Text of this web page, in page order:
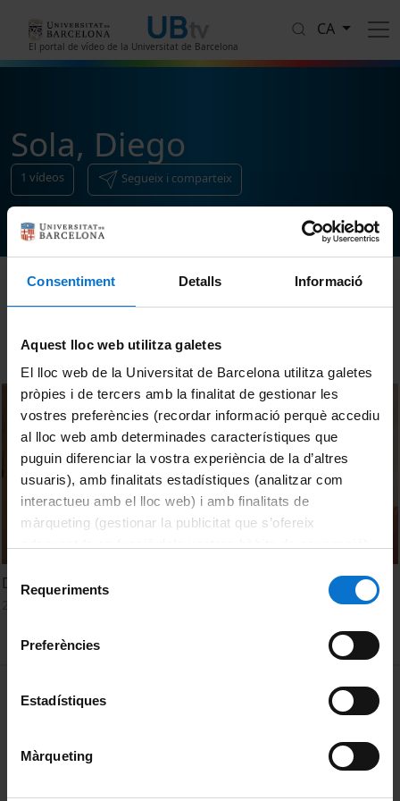
Consentiment Detalls Informació
Aquest lloc web utilitza galetes
El lloc web de la Universitat de Barcelona utilitza galetes
pròpies i de tercers amb la finalitat de gestionar les
vostres preferències (recordar informació perquè accediu
al lloc web amb determinades característiques que
puguin diferenciar la vostra experiència de la d’altres
usuaris), amb finalitats estadístiques (analitzar com
interactueu amb el lloc web) i amb finalitats de
màrqueting (gestionar la publicitat que s’ofereix
consultar laPolítica de galetes del lloc web de la
de Requeriments
Preferències
Estadístiques
Màrqueting
El portal de vídeo de la Universitat de Barcelona
CA
Sola, Diego
1 vídeos Segueix i comparteix
Ordenar
Diego Sola. Fake news i història
MENÚ PEU 1
Privadesa i termes